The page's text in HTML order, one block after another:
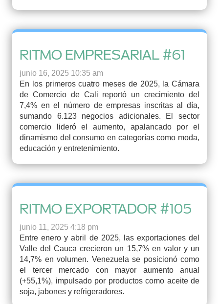
RITMO EMPRESARIAL #61
junio 16, 2025 10:35 am
En los primeros cuatro meses de 2025, la Cámara
de Comercio de Cali reportó un crecimiento del
7,4% en el número de empresas inscritas al día,
sumando 6.123 negocios adicionales. El sector
comercio lideró el aumento, apalancado por el
dinamismo del consumo en categorías como moda,
educación y entretenimiento.
RITMO EXPORTADOR #105
junio 11, 2025 4:18 pm
Entre enero y abril de 2025, las exportaciones del
Valle del Cauca crecieron un 15,7% en valor y un
14,7% en volumen. Venezuela se posicionó como
el tercer mercado con mayor aumento anual
(+55,1%), impulsado por productos como aceite de
soja, jabones y refrigeradores.